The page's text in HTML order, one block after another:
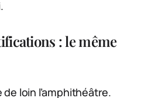
: le même
loin l’amphithéâtre.